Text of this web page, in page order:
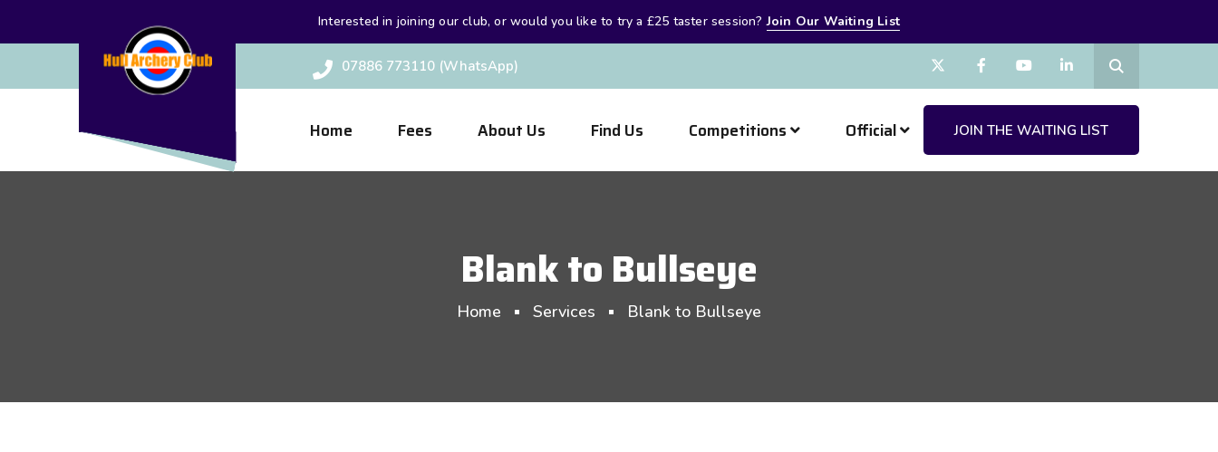
Interested in joining our club, or would you like to try a £25 taster session?Join Our Waiting List
07886 773110 (WhatsApp)
Home Fees About Us Find Us Competitions Official JOIN THE WAITING LIST
Blank to Bullseye
Home Services Blank to Bullseye